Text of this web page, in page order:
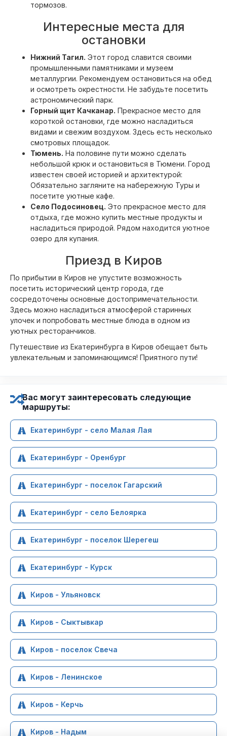
тормозов.
Интересные места для
остановки
Нижний Тагил. Этот город славится своими
промышленными памятниками и музеем
металлургии. Рекомендуем остановиться на обед
и осмотреть окрестности. Не забудьте посетить
астрономический парк.
Горный щит Качканар. Прекрасное место для
короткой остановки, где можно насладиться
видами и свежим воздухом. Здесь есть несколько
смотровых площадок.
Тюмень. На половине пути можно сделать
небольшой крюк и остановиться в Тюмени. Город
известен своей историей и архитектурой:
Обязательно загляните на набережную Туры и
посетите уютные кафе.
Село Подосиновец. Это прекрасное место для
отдыха, где можно купить местные продукты и
насладиться природой. Рядом находится уютное
озеро для купания.
Приезд в Киров
По прибытии в Киров не упустите возможность
посетить исторический центр города, где
сосредоточены основные достопримечательности.
Здесь можно насладиться атмосферой старинных
улочек и попробовать местные блюда в одном из
уютных ресторанчиков.
Путешествие из Екатеринбурга в Киров обещает быть
увлекательным и запоминающимся! Приятного пути!
Вас могут заинтересовать следующие
маршруты:
Екатеринбург - село Малая Лая
Екатеринбург - Оренбург
Екатеринбург - поселок Гагарский
Екатеринбург - село Белоярка
Екатеринбург - поселок Шерегеш
Екатеринбург - Курск
Киров - Ульяновск
Киров - Сыктывкар
Киров - поселок Свеча
Киров - Ленинское
Киров - Керчь
Киров - Надым